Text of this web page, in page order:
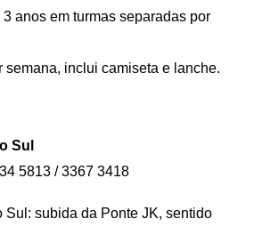
anos em turmas separadas por
semana, inclui camiseta e lanche.
Sul
5813 / 3367 3418
Sul: subida da Ponte JK, sentido